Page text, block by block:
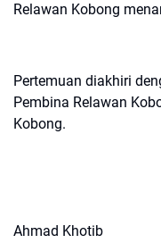
Relawan Kobong
Pertemuan diakhiri
Pembina Relawan
Kobong.
Ahmad Khotib